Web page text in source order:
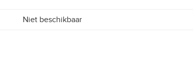
Niet beschikbaar